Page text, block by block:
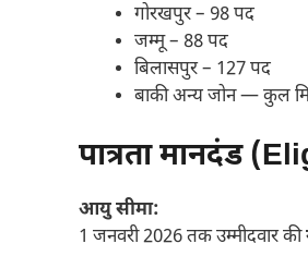
गोरखपुर – 98 पद
जम्मू – 88 पद
बिलासपुर – 127 पद
बाकी अन्य जोन — कुल
पात्रता मानदंड
आयु सीमा:
1 जनवरी 2026 तक उम्मीदवार की